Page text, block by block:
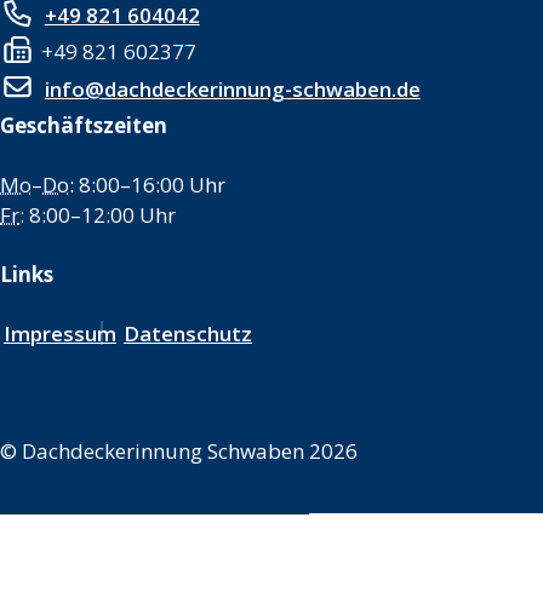
+49 821 604042
+49 821 602377
info@dachdeckerinnung-schwaben.de
Geschäftszeiten
Mo–Do: 8:00–16:00 Uhr
Fr: 8:00–12:00 Uhr
Links
Impressum Datenschutz
© Dachdeckerinnung Schwaben 2026